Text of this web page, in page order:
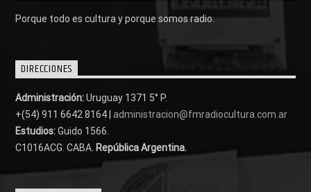
Porque todo es cultura y porque somos radio.
DIRECCIONES
Administración:Uruguay 1371 5° P.
+(54) 911 6642 8164 | administracion@fmradiocultura.com.ar
Estudios:Guido 1566.
C1016ACG . CABA. República Argentina.